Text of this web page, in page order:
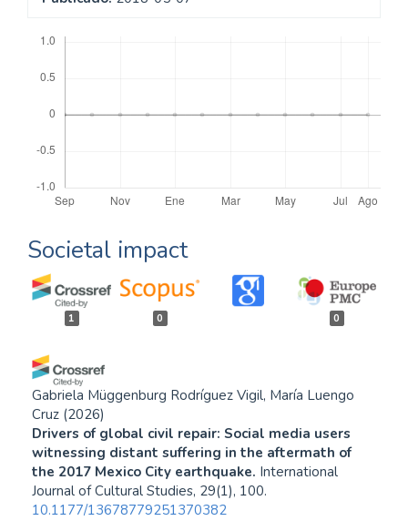
Societal impact
1 0 0
Gabriela Müggenburg Rodríguez Vigil, María Luengo
Cruz (2026)
Drivers of global civil repair: Social media users
witnessing distant suffering in the aftermath of
the 2017 Mexico City earthquake. International
Journal of Cultural Studies, 29(1), 100.
10.1177/13678779251370382